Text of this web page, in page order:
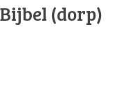
(dorp)